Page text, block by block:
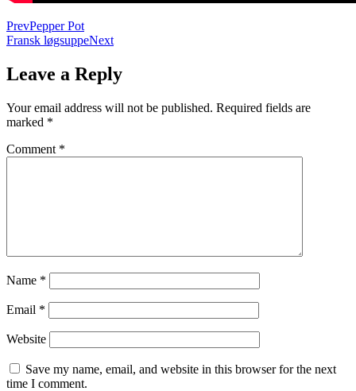
PrevPepper Pot
Fransk løgsuppeNext
Leave a Reply
Your email address will not be published. Required fields are
marked *
Comment *
Name *
Email *
Website
Save my name, email, and website in this browser for the next
time I comment.